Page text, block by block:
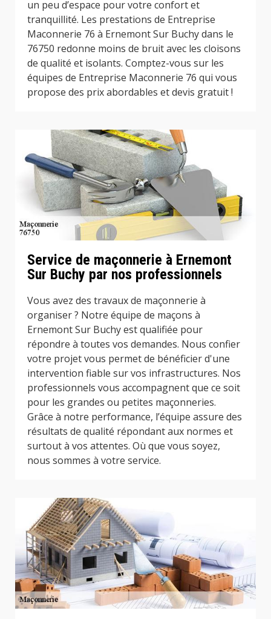
un peu d’espace pour votre confort et
tranquillité. Les prestations de Entreprise
Maconnerie 76 à Ernemont Sur Buchy dans le
76750 redonne moins de bruit avec les cloisons
de qualité et isolants. Comptez-vous sur les
équipes de Entreprise Maconnerie 76 qui vous
propose des prix abordables et devis gratuit !
Service de maçonnerie à Ernemont
Sur Buchy par nos professionnels
Vous avez des travaux de maçonnerie à
organiser ? Notre équipe de maçons à
Ernemont Sur Buchy est qualifiée pour
répondre à toutes vos demandes. Nous confier
votre projet vous permet de bénéficier d'une
intervention fiable sur vos infrastructures. Nos
professionnels vous accompagnent que ce soit
pour les grandes ou petites maçonneries.
Grâce à notre performance, l’équipe assure des
résultats de qualité répondant aux normes et
surtout à vos attentes. Où que vous soyez,
nous sommes à votre service.